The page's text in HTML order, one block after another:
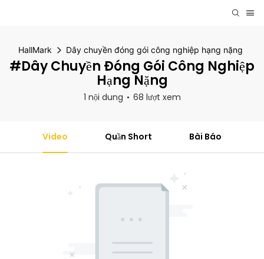
HallMark Dây chuyền đóng gói công nghiệp hạng nặng
#Dây Chuyền Đóng Gói Công Nghiệp
Hạng Nặng
1 nội dung 68 lượt xem
Video Quần Short Bài Báo